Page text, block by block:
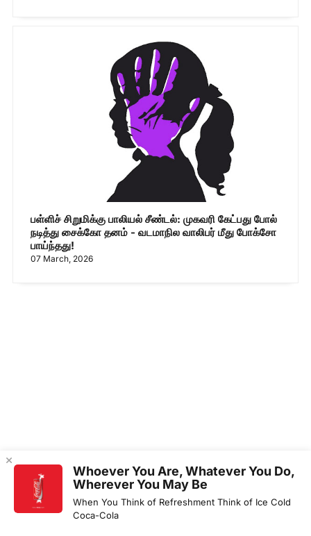
பள்ளிச் சிறுமிக்கு பாலியல் சீண்டல்: முகவரி கேட்பது போல்
நடித்து சைக்கோ தனம் - வடமாநில வாலிபர் மீது போக்சோ
பாய்ந்தது!
07 March, 2026
Whoever You Are, Whatever You Do,
Wherever You May Be
When You Think of Refreshment Think of Ice Cold
Coca-Cola